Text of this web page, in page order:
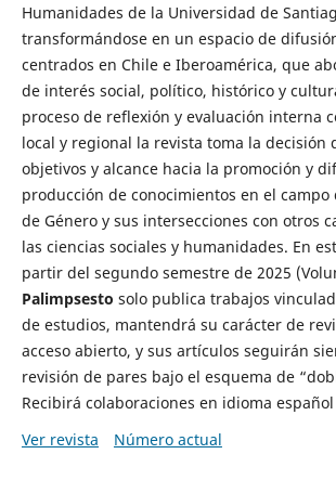
Humanidades de la Universidad de
transformándose en un espacio de
centrados en Chile e Iberoamérica, que
de interés social, político, histórico y
proceso de reflexión y evaluación interna
local y regional la revista toma la decisión
objetivos y alcance hacia la promoción y
producción de conocimientos en el campo
de Género y sus intersecciones con otros
las ciencias sociales y humanidades. En
partir del segundo semestre de 2025
Palimpsesto solo publica trabajos
de estudios, mantendrá su carácter de
acceso abierto, y sus artículos seguirán
revisión de pares bajo el esquema de
Recibirá colaboraciones en idioma
Ver revista
Número actual